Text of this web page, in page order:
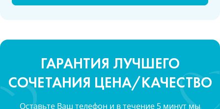
ГАРАНТИЯ ЛУЧШЕГО
СОЧЕТАНИЯ ЦЕНА/КАЧЕСТВО
Оставьте Ваш телефон и в течение 5 минут мы